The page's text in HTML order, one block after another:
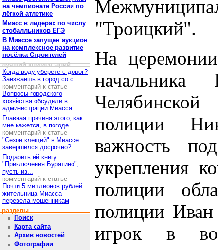
на чемпионате России по
лёгкой атлетике
Миасс в лидерах по числу
стобалльников ЕГЭ
В Миассе запущен аукцион
на комплексное развитие
посёлка Строителей
лучший комментарий
Когда воду уберете с дорог?
Заезжаешь в город со с...
комментарий к статье
Вопросы городского
хозяйства обсудили в
администрации Миасса
Главная причина этого, как
мне кажется, в погоде....
комментарий к статье
"Сезон клещей" в Миассе
завершился досрочно?
Подарить ей книгу
"Приключения Буратино",
пусть из...
комментарий к статье
Почти 5 миллионов рублей
жительница Миасса
перевела мошенникам
разделы
Поиск
Карта сайта
Архив новостей
Фотографии
"Троицкий".
На церемонии
полиции
важность
укрепления
полиции
полиции
игрок в